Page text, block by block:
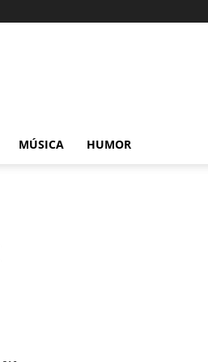
MÚSICA HUMOR